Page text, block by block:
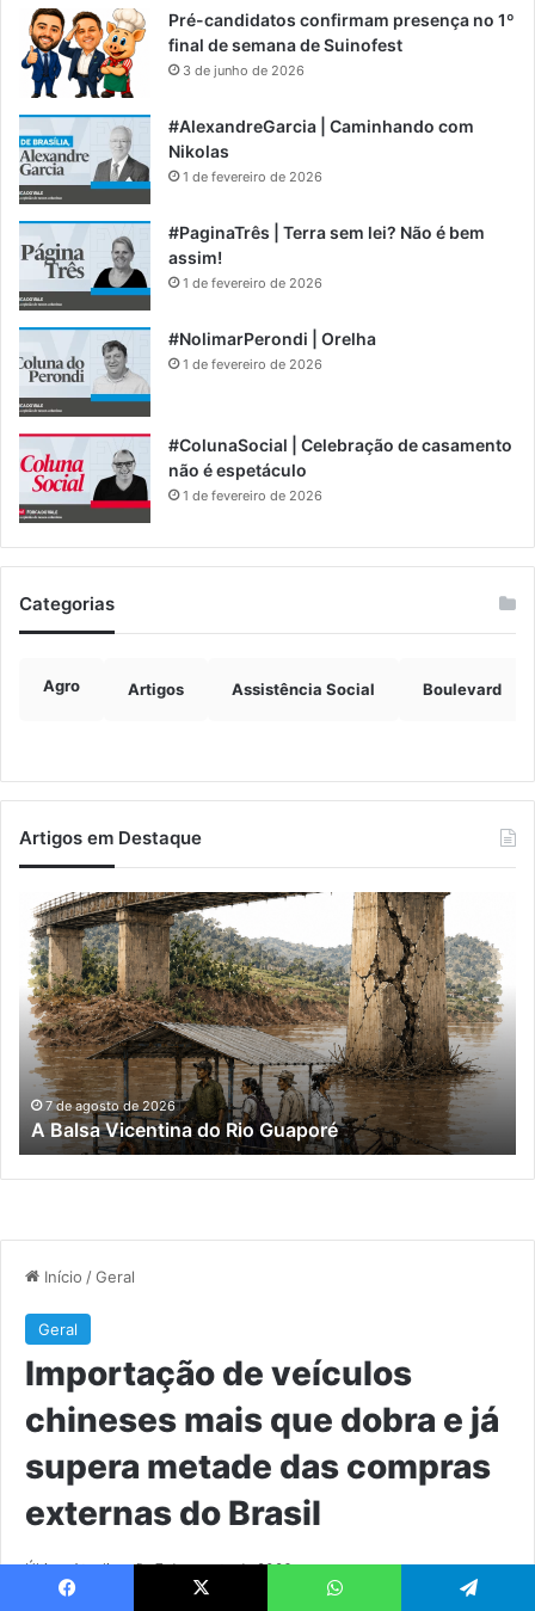
Pré-candidatos confirmam presença no 1º
final de semana de Suinofest
3 de junho de 2026
#AlexandreGarcia | Caminhando com
Nikolas
1 de fevereiro de 2026
#PaginaTrês | Terra sem lei? Não é bem
assim!
1 de fevereiro de 2026
#NolimarPerondi | Orelha
1 de fevereiro de 2026
#ColunaSocial | Celebração de casamento
não é espetáculo
1 de fevereiro de 2026
Categorias
Agro Artigos Assistência Social Boulevard
Artigos em Destaque
Balsa
Vicentina
do
Rio
Guaporé
7 de agosto de 2026
A Balsa Vicentina do Rio Guaporé